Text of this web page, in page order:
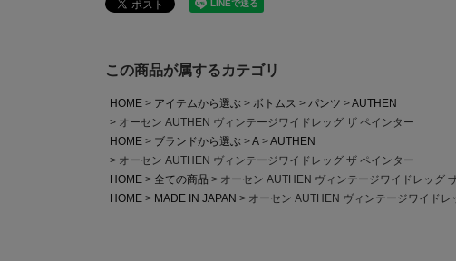
この商品が属するカテゴリ
HOME アイテムから選ぶ ボトムス パンツ
AUTHEN
オーセン AUTHEN ヴィンテージワイドレッグ ザ ペインター
HOME
ブランドから選ぶ A
AUTHEN
オーセン AUTHEN ヴィンテージワイドレッグ ザ ペインター
HOME
全ての商品
オーセン AUTHEN ヴィンテージワイドレッグ
HOME
MADE IN JAPAN オーセン AUTHEN ヴィンテージワイドレ